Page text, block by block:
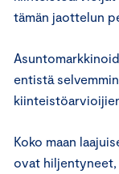
tämän jaottelun
entistä
Koko maan
ovat hiljentyneet,